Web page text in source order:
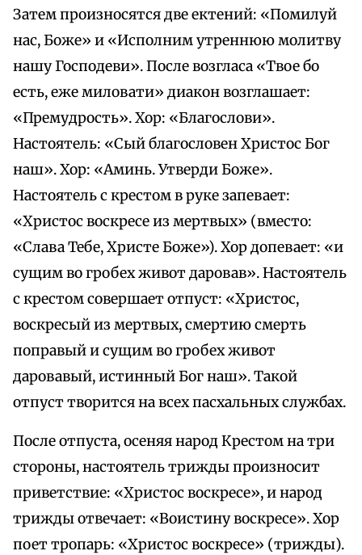
Затем произносятся две ектений: «Помилуй
нас, Боже» и «Исполним утреннюю молитву
нашу Господеви». После возгласа «Твое бо
есть, еже миловати» диакон возглашает:
«Премудрость». Хор: «Благослови».
Настоятель: «Сый благословен Христос Бог
наш». Хор: «Аминь. Утверди Боже».
Настоятель с крестом в руке запевает:
«Христос воскресе из мертвых» (вместо:
«Слава Тебе, Христе Боже»). Хор допевает: «и
сущим во гробех живот даровав». Настоятель
с крестом совершает отпуст: «Христос,
воскресый из мертвых, смертию смерть
поправый и сущим во гробех живот
даровавый, истинный Бог наш». Такой
отпуст творится на всех пасхальных службах.
После отпуста, осеняя народ Крестом на три
стороны, настоятель трижды произносит
приветствие: «Христос воскресе», и народ
трижды отвечает: «Воистину воскресе». Хор
поет тропарь: «Христос воскресе» (трижды).